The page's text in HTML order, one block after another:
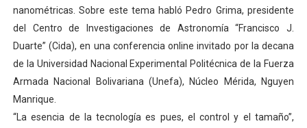
Gobernador Arnaldo Sánchez apadrina a más de 993
Plan Quirúrgico Regional llega a Pueblo Llano con la
nanométricas. Sobre este tema habló Pedro Grima, presidente
del Centro de Investigaciones de Astronomía “Francisco J.
Duarte” (Cida), en una conferencia online invitado por la decana
de la Universidad Nacional Experimental Politécnica de la Fuerza
Armada Nacional Bolivariana (Unefa), Núcleo Mérida, Nguyen
Manrique.
“La esencia de la tecnología es pues, el control y el tamaño”,